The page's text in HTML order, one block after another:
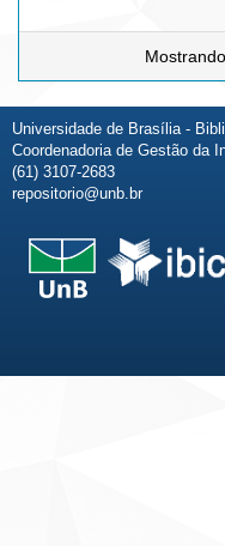
Universidade de Brasília -
Coordenadoria de Gestão da
(61) 3107-2683
repositorio@unb.br